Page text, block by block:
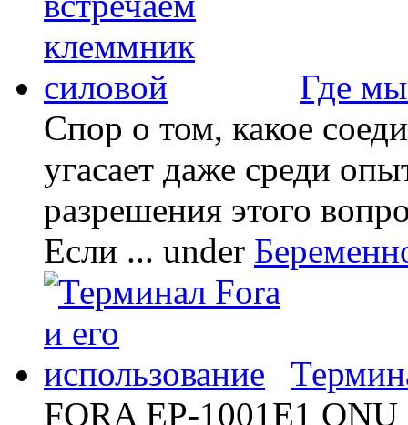
Где
Спор о том, какое
угасает даже среди
разрешения этого
Если ... under
FORA EP-1001E1 ONU